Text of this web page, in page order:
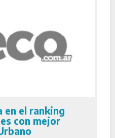
en el ranking
con mejor